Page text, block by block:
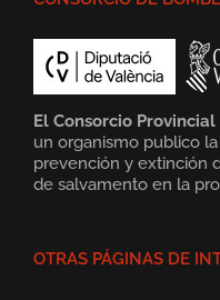
El Consorcio
un organismo publico
prevención y extinción
de salvamento en la
OTRAS PÁGINAS DE